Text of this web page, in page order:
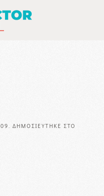
. ΔΗΜΟΣΙΕΎΤΗΚΕ ΣΤΟ